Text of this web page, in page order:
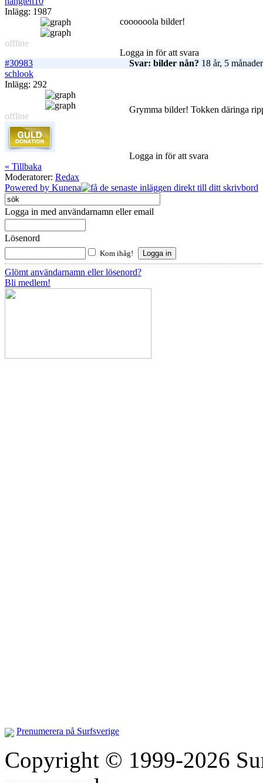
Inlägg: 1987
offline
coooooola bilder!
Logga in för att svara
#30983
Svar: bilder nån? 18 år, 5
schlook
Inlägg: 292
offline
Grymma bilder! Tokken däringa
Logga in för att svara
« Tillbaka
Moderatorer: Redax
Powered by Kunena
Logga in med användarnamn eller email
Lösenord
Kom ihåg!
Glömt användarnamn eller lösenord?
Bli medlem!
Prenumerera på Surfsverige
Copyright © 1999-2026